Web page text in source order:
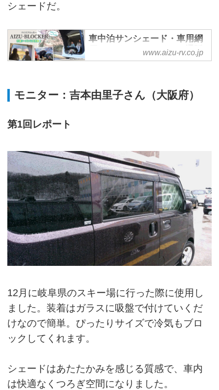
シェードだ。
車中泊サンシェード・車用網
戸・ハイエースアイテム通販
のアイズ
ンドーバグネット、ハイエースア
る製品をご提供致します。
www.aizu-rv.co.jp
モニター：吉本由里子さん（大阪府）
第1回レポート
12月に岐阜県のスキー場に行った際に使用し
ました。装着はガラスに吸盤で付けていくだ
けなので簡単。ぴったりサイズで冷気もブロ
ックしてくれます。
シェードはあたたかみを感じる質感で、車内
は快適なくつろぎ空間になりました。